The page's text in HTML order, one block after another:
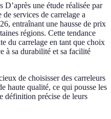
D’après une étude réalisée par
services de carrelage a
entraînant une hausse de prix
régions. Cette tendance
du carrelage en tant que choix
à sa durabilité et sa facilité
de choisisser des carreleurs
haute qualité, ce qui pousse les
définition précise de leurs